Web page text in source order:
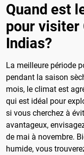
Quand est
pour visiter
Indias?
La meilleure période
pendant la saison
mois, le climat est
qui est idéal pour
si vous cherchez à
avantageux,
de mai à novembre.
humide, vous